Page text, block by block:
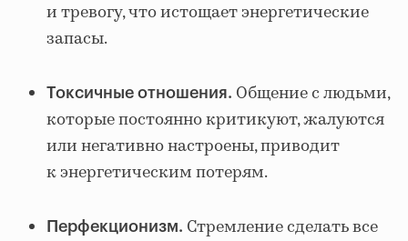
и тревогу, что истощает энергетические
запасы.
Токсичные отношения. Общение с людьми,
которые постоянно критикуют, жалуются
или негативно настроены, приводит
к энергетическим потерям.
Перфекционизм. Стремление сделать все